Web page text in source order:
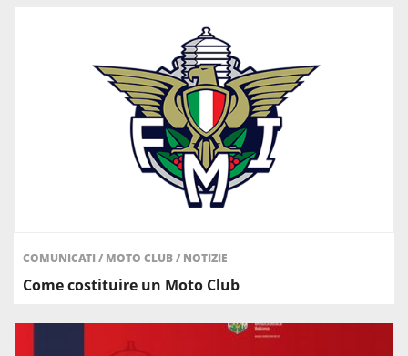
COMUNICATI/ MOTO CLUB/ NOTIZIE
Come costituire un Moto Club